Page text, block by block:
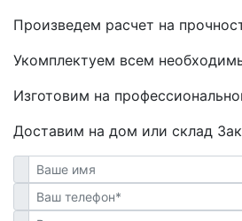
Произведем расчет на
Укомплектуем всем
Изготовим на
Доставим на дом или склад